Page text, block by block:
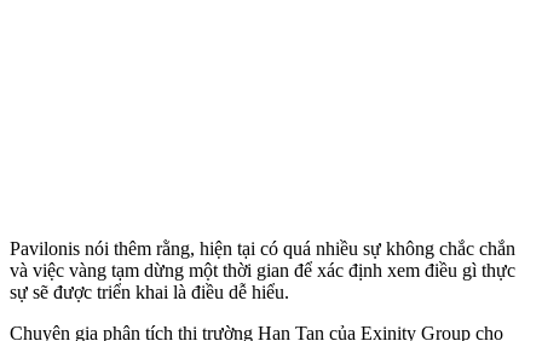
Pavilonis nói thêm rằng, hiện tại có quá nhiều sự không chắc chắn
và việc vàng tạm dừng một thời gian để xác định xem điều gì thực
sự sẽ được triển khai là điều dễ hiểu.
Chuyên gia phân tích thị trường Han Tan của Exinity Group cho